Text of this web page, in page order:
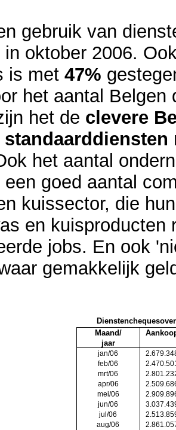
gebruik van
in oktober 2006.
is met 47%
het aantal
het de clevere
het aantal
goed aantal
kuissector, die
en
jobs. En ook
gemakkelijk
Maand/
jaar
jan/06
feb/06
mrt/06
apr/06
mei/06
jun/06
jul/06
aug/06